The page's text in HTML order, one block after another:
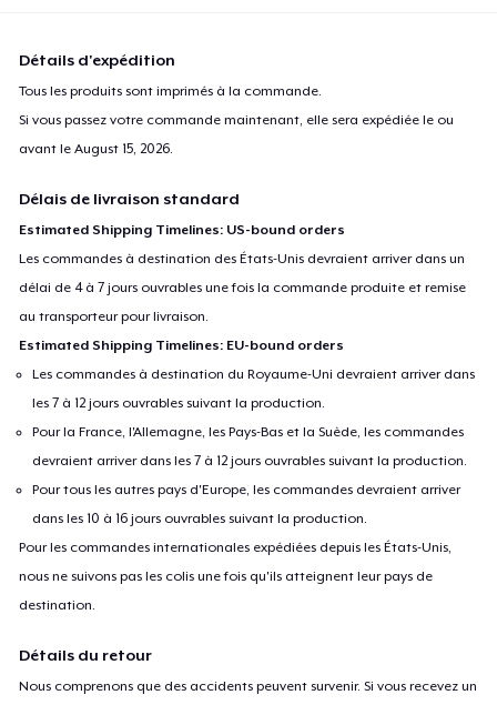
Détails d'expédition
Tous les produits sont imprimés à la commande.
Si vous passez votre commande maintenant, elle sera expédiée le ou
avant leAugust 15, 2026
Délais de livraison standard
Estimated Shipping Timelines: US-bound orders
Les commandes à destination des États-Unis devraient arriver dans un
délai de 4 à 7 jours ouvrables une fois la commande produite et remise
au transporteur pour livraison.
Estimated Shipping Timelines: EU-bound orders
Les commandes à destination du Royaume-Uni devraient arriver dans
les 7 à 12 jours ouvrables suivant la production.
Pour la France, l'Allemagne, les Pays-Bas et la Suède, les commandes
devraient arriver dans les 7 à 12 jours ouvrables suivant la production.
Pour tous les autres pays d'Europe, les commandes devraient arriver
dans les 10 à 16 jours ouvrables suivant la production.
Pour les commandes internationales expédiées depuis les États-Unis,
nous ne suivons pas les colis une fois qu'ils atteignent leur pays de
destination.
Détails du retour
Nous comprenons que des accidents peuvent survenir. Si vous recevez un